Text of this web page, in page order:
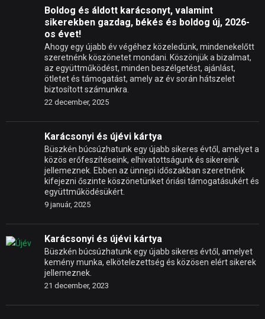
Boldog és áldott karácsonyt, valamint
sikerekben gazdag, békés és boldog új, 2026-
os évet!
Ahogy egy újabb év végéhez közeledünk, mindenekelőtt
szeretnénk köszönetet mondani. Köszönjük a bizalmat,
az együttműködést, minden beszélgetést, ajánlást,
ötletet és támogatást, amely az év során hátszelet
biztosított számunkra.
22 december, 2025
Karácsonyi és újévi kártya
Büszkén búcsúzhatunk egy újabb sikeres évtől, amelyet a
közös erőfeszítéseink, elhivatottságunk és sikereink
jellemeznek. Ebben az ünnepi időszakban szeretnénk
kifejezni őszinte köszönetünket óriási támogatásukért és
együttműködésükért.
9 január, 2025
Karácsonyi és újévi kártya
Büszkén búcsúzhatunk egy újabb sikeres évtől, amelyet
kemény munka, elkötelezettség és közösen elért sikerek
jellemeznek.
21 december, 2023